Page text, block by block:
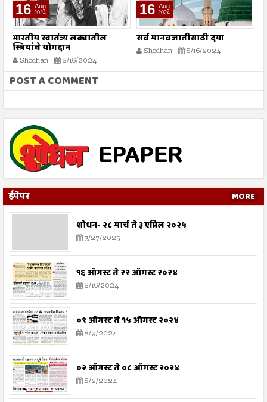
16 Aug
2024
भारतीय स्वातंत्र्य लढ्यातील
स्त्रियांचे योगदान
Shodhan 8/16/2024
16 Aug
2024
सर्व मानवजातीसाठी दया
Shodhan 8/16/2024
POST A COMMENT
ईपेपर MORE
शोधन- २८ मार्च ते ३ एप्रिल २०२५
3/27/2025
१६ ऑगस्ट ते २२ ऑगस्ट २०२४
8/16/2024
०९ ऑगस्ट ते १५ ऑगस्ट २०२४
8/9/2024
०२ ऑगस्ट ते ०८ ऑगस्ट २०२४
8/2/2024